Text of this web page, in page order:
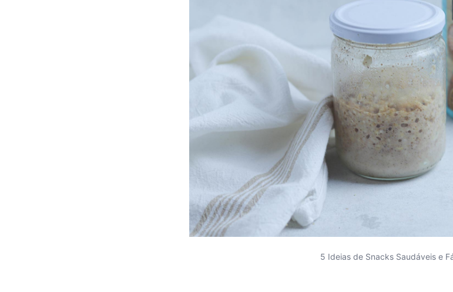
5 Ideias de Snacks Saudáveis e